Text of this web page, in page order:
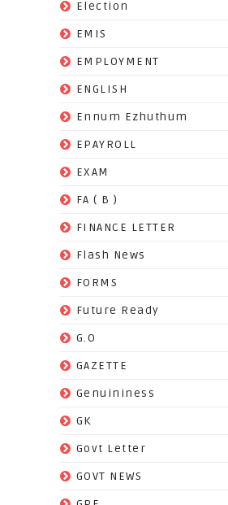
Election
EMIS
EMPLOYMENT
ENGLISH
Ennum Ezhuthum
EPAYROLL
EXAM
FA ( B )
FINANCE LETTER
Flash News
FORMS
Future Ready
G.O
GAZETTE
Genuininess
GK
Govt Letter
GOVT NEWS